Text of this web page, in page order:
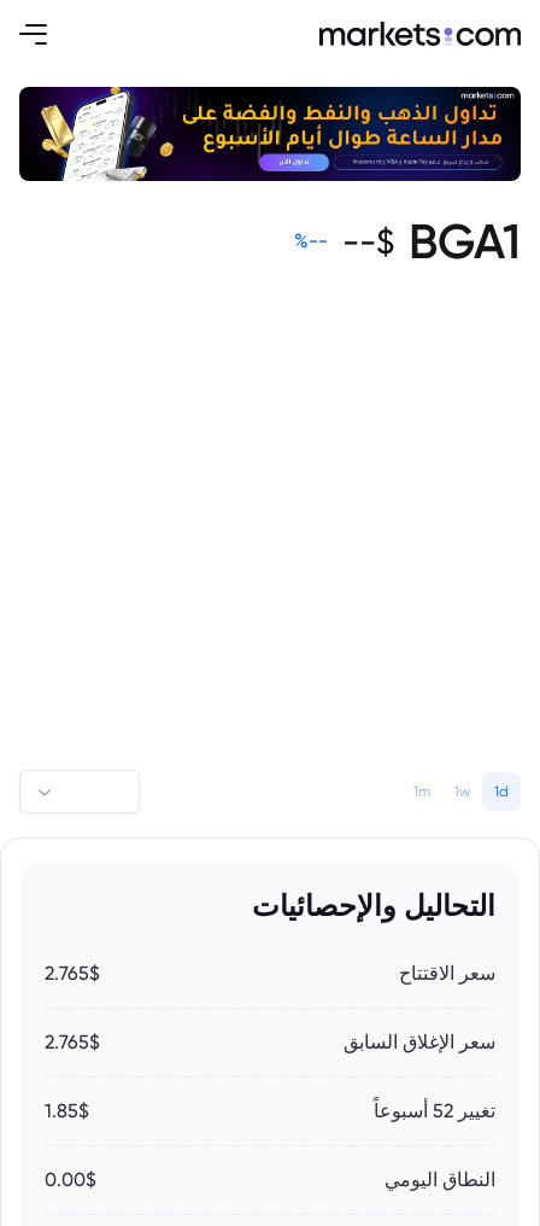
BGA1
$
--
--
%
1d
1w
1m
التحاليل والإحصائيات
سعر الاقتتاح 2.765$
سعر الإغلاق السابق 2.765$
تغيير 52 أسبوعاً 1.85$
النطاق اليومي 0.00$